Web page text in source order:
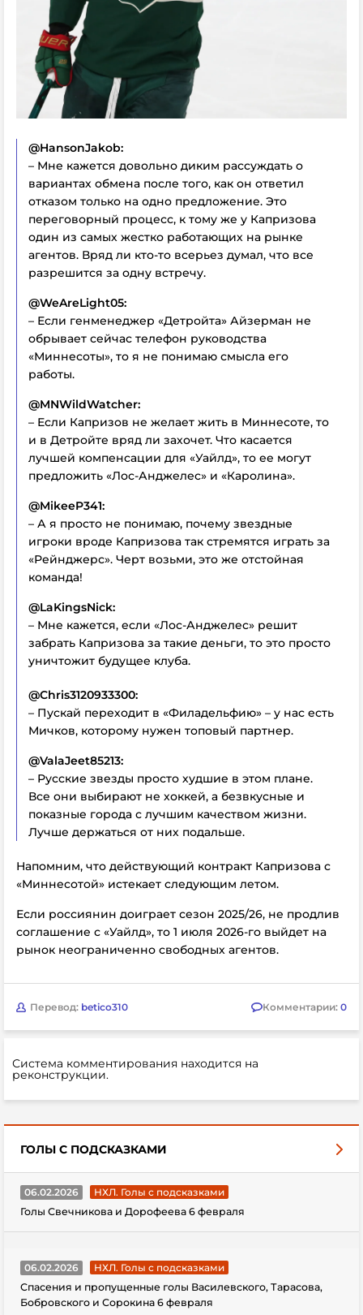
@HansonJakob:
– Мне кажется довольно диким рассуждать о
вариантах обмена после того, как он ответил
отказом только на одно предложение. Это
переговорный процесс, к тому же у Капризова
один из самых жестко работающих на рынке
агентов. Вряд ли кто-то всерьез думал, что все
разрешится за одну встречу.
@WeAreLight05:
– Если генменеджер «Детройта» Айзерман не
обрывает сейчас телефон руководства
«Миннесоты», то я не понимаю смысла его
работы.
@MNWildWatcher:
– Если Капризов не желает жить в Миннесоте, то
и в Детройте вряд ли захочет. Что касается
лучшей компенсации для «Уайлд», то ее могут
предложить «Лос-Анджелес» и «Каролина».
@MikeeP341:
– А я просто не понимаю, почему звездные
игроки вроде Капризова так стремятся играть за
«Рейнджерс». Черт возьми, это же отстойная
команда!
@LaKingsNick:
– Мне кажется, если «Лос-Анджелес» решит
забрать Капризова за такие деньги, то это просто
уничтожит будущее клуба.
@Chris3120933300:
– Пускай переходит в «Филадельфию» – у нас есть
Мичков, которому нужен топовый партнер.
@ValaJeet85213:
– Русские звезды просто худшие в этом плане.
Все они выбирают не хоккей, а безвкусные и
показные города с лучшим качеством жизни.
Лучше держаться от них подальше.
Напомним, что действующий контракт Капризова с
«Миннесотой» истекает следующим летом.
Если россиянин доиграет сезон 2025/26, не продлив
соглашение с «Уайлд», то 1 июля 2026-го выйдет на
рынок неограниченно свободных агентов.
Перевод: betico310 Комментарии: 0
Система комментирования находится на
реконструкции.
ГОЛЫ С ПОДСКАЗКАМИ
06.02.2026
НХЛ. Голы с подсказками
Голы Свечникова и Дорофеева 6 февраля
06.02.2026
НХЛ. Голы с подсказками
Спасения и пропущенные голы Василевского, Тарасова,
Бобровского и Сорокина 6 февраля